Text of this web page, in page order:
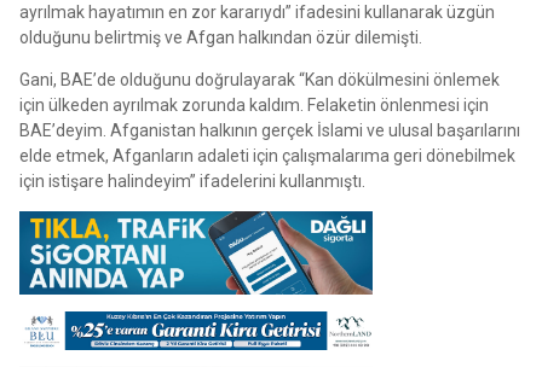
ayrılmak hayatımın en zor kararıydı” ifadesini kullanarak üzgün
olduğunu belirtmiş ve Afgan halkından özür dilemişti.
Gani, BAE’de olduğunu doğrulayarak “Kan dökülmesini önlemek
için ülkeden ayrılmak zorunda kaldım. Felaketin önlenmesi için
BAE’deyim. Afganistan halkının gerçek İslami ve ulusal başarılarını
elde etmek, Afganların adaleti için çalışmalarıma geri dönebilmek
için istişare halindeyim” ifadelerini kullanmıştı.